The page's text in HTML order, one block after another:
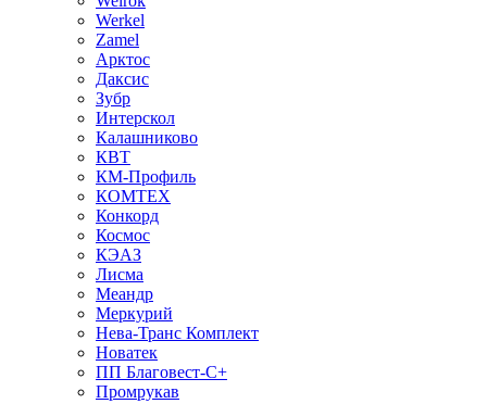
Werkel
Zamel
Арктос
Даксис
Зубр
Интерскол
Калашниково
КВТ
КМ-Профиль
КОМТЕХ
Конкорд
Космос
КЭАЗ
Лисма
Меандр
Меркурий
Нева-Транс Комплект
Новатек
ПП Благовест-С+
Промрукав